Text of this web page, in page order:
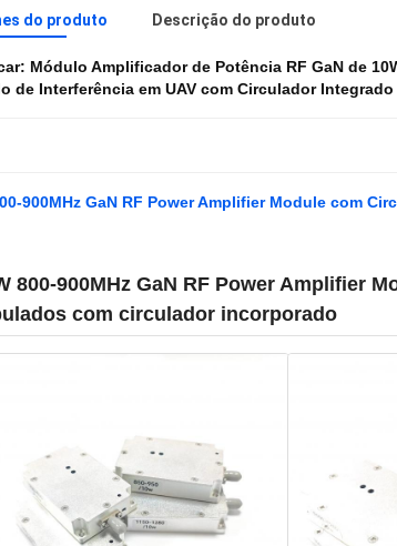
do produto Descrição do produto
Módulo Amplificador de Potência RF GaN de
de Interferência em UAV com Circulador Integrado
900MHz GaN RF Power Amplifier Module com
800-900MHz GaN RF Power Amplifier
com circulador incorporado